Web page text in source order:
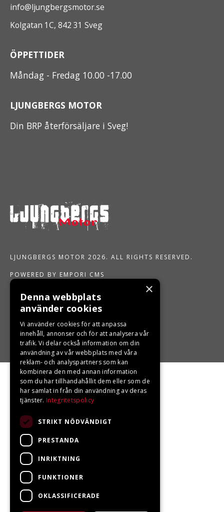
info@ljungbergsmotor.se
Kolgatan 1C, 842 31 Sveg
ÖPPETTIDER
Måndag - Fredag 10.00 -17.00
LJUNGBERGS MOTOR
Din BRP återförsäljare i Sveg!
LJUNGBERGS MOTOR 2026. ALL RIGHTS RESERVED.
POWERED BY EMPORI CMS
×
Denna webbplats
använder cookies
Vi använder cookies för att anpassa
innehåll, annonser och för att analysera vår
trafik. Vi delar också information om din
användning av vår webbplats med våra
reklam- och analyspartners som kan
kombinera den med annan information
som du har tillhandahållit dem eller som de
har samlat in från din användning av deras
tjänster. Integritetspolicy
STRIKT NÖDVÄNDIGT
PRESTANDA
INRIKTNING
FUNKTIONER
OKLASSIFICERADE